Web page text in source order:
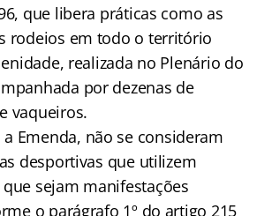
que libera práticas como as
rodeios em todo o território
realizada no Plenário do
por dezenas de
vaqueiros.
Emenda, não se consideram
desportivas que utilizem
sejam manifestações
o parágrafo 1º do artigo 215